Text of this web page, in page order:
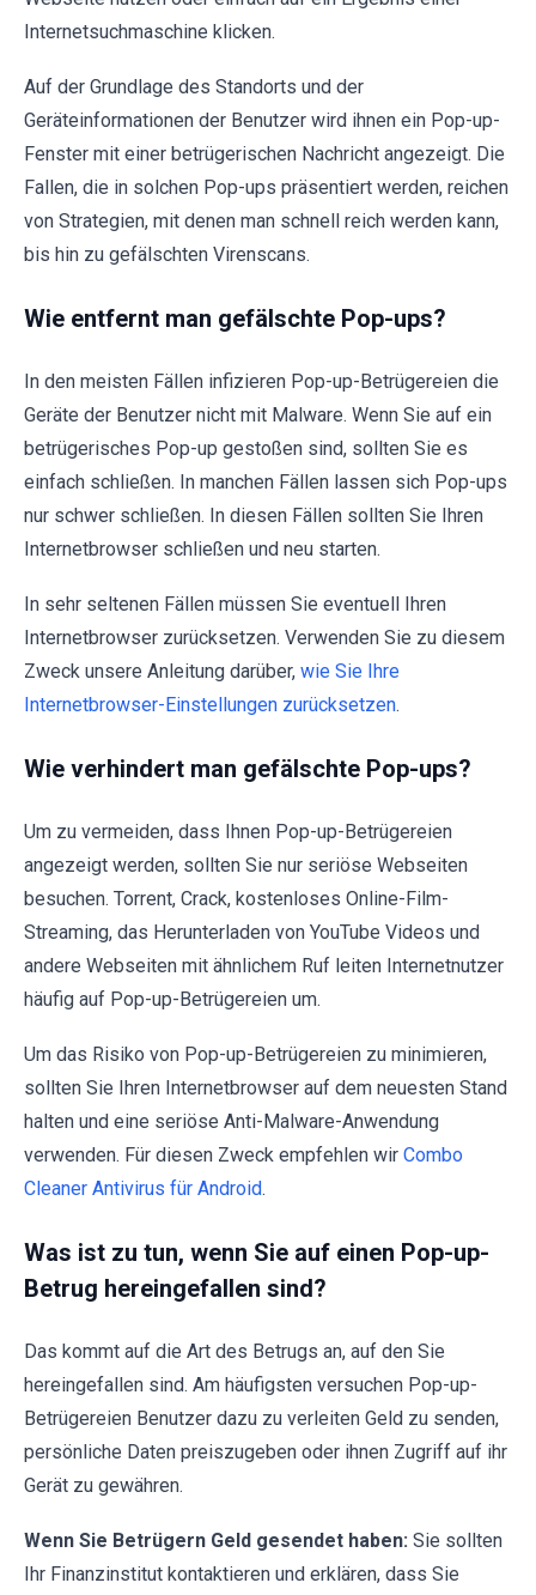
Internetsuchmaschine klicken.
Auf der Grundlage des Standorts und der
Geräteinformationen der Benutzer wird ihnen ein Pop-up-
Fenster mit einer betrügerischen Nachricht angezeigt. Die
Fallen, die in solchen Pop-ups präsentiert werden, reichen
von Strategien, mit denen man schnell reich werden kann,
bis hin zu gefälschten Virenscans.
Wie entfernt man gefälschte Pop-ups?
In den meisten Fällen infizieren Pop-up-Betrügereien die
Geräte der Benutzer nicht mit Malware. Wenn Sie auf ein
betrügerisches Pop-up gestoßen sind, sollten Sie es
einfach schließen. In manchen Fällen lassen sich Pop-ups
nur schwer schließen. In diesen Fällen sollten Sie Ihren
Internetbrowser schließen und neu starten.
In sehr seltenen Fällen müssen Sie eventuell Ihren
Internetbrowser zurücksetzen. Verwenden Sie zu diesem
Zweck unsere Anleitung darüber, wie Sie Ihre
Internetbrowser-Einstellungen zurücksetzen.
Wie verhindert man gefälschte Pop-ups?
Um zu vermeiden, dass Ihnen Pop-up-Betrügereien
angezeigt werden, sollten Sie nur seriöse Webseiten
besuchen. Torrent, Crack, kostenloses Online-Film-
Streaming, das Herunterladen von YouTube Videos und
andere Webseiten mit ähnlichem Ruf leiten Internetnutzer
häufig auf Pop-up-Betrügereien um.
Um das Risiko von Pop-up-Betrügereien zu minimieren,
sollten Sie Ihren Internetbrowser auf dem neuesten Stand
halten und eine seriöse Anti-Malware-Anwendung
verwenden. Für diesen Zweck empfehlen wir Combo
Cleaner Antivirus für Android.
Was ist zu tun, wenn Sie auf einen Pop-up-
Betrug hereingefallen sind?
Das kommt auf die Art des Betrugs an, auf den Sie
hereingefallen sind. Am häufigsten versuchen Pop-up-
Betrügereien Benutzer dazu zu verleiten Geld zu senden,
persönliche Daten preiszugeben oder ihnen Zugriff auf ihr
Gerät zu gewähren.
Wenn Sie Betrügern Geld gesendet haben: Sie sollten
Ihr Finanzinstitut kontaktieren und erklären, dass Sie